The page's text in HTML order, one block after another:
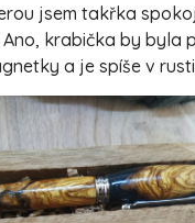
jsem takřka
krabička by
a je spíše v